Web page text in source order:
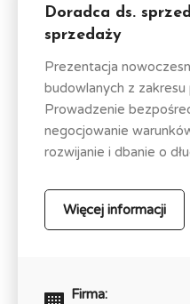
Doradca ds.
sprzedaży
Prezentacja
budowlanych z
Prowadzenie
negocjowanie
rozwijanie i dbanie o
Więcej informacji
Firma: